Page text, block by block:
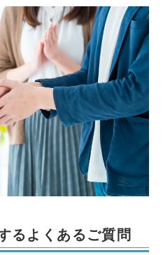
るよくあるご質問